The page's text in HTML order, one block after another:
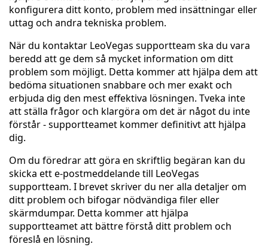
konfigurera ditt konto, problem med insättningar eller
uttag och andra tekniska problem.
När du kontaktar LeoVegas supportteam ska du vara
beredd att ge dem så mycket information om ditt
problem som möjligt. Detta kommer att hjälpa dem att
bedöma situationen snabbare och mer exakt och
erbjuda dig den mest effektiva lösningen. Tveka inte
att ställa frågor och klargöra om det är något du inte
förstår - supportteamet kommer definitivt att hjälpa
dig.
Om du föredrar att göra en skriftlig begäran kan du
skicka ett e-postmeddelande till LeoVegas
supportteam. I brevet skriver du ner alla detaljer om
ditt problem och bifogar nödvändiga filer eller
skärmdumpar. Detta kommer att hjälpa
supportteamet att bättre förstå ditt problem och
föreslå en lösning.